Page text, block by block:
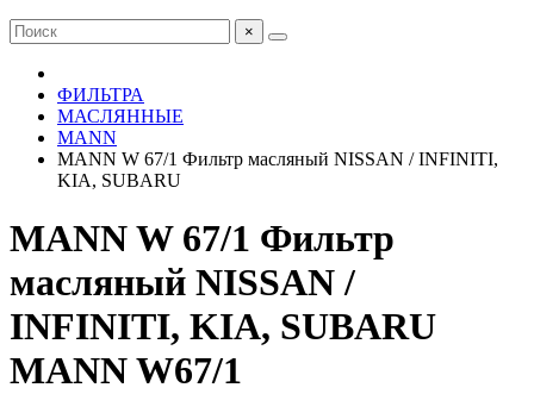
×
ФИЛЬТРА
МАСЛЯННЫЕ
MANN
MANN W 67/1 Фильтр масляный NISSAN / INFINITI,
KIA, SUBARU
MANN W 67/1 Фильтр
масляный NISSAN /
INFINITI, KIA, SUBARU
MANN W67/1